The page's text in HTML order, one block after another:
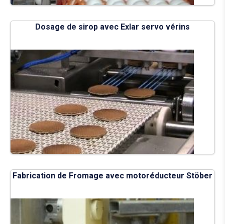
Dosage de sirop avec Exlar servo vérins
Fabrication de Fromage avec motoréducteur Stöber